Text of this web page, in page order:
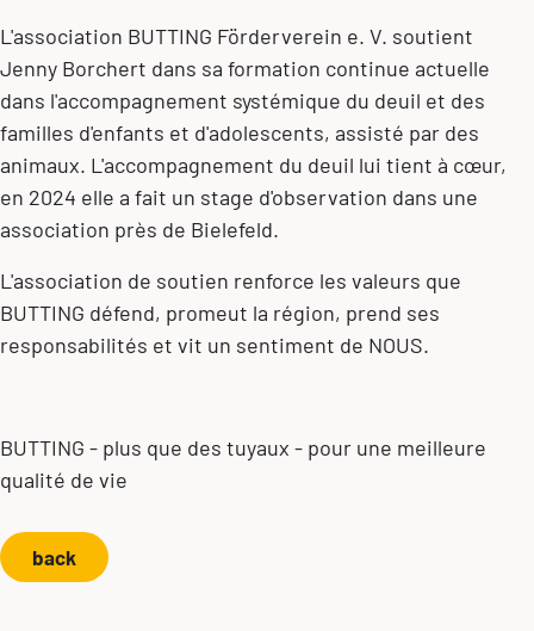
L'association BUTTING Förderverein e. V. soutient
Jenny Borchert dans sa formation continue actuelle
dans l'accompagnement systémique du deuil et des
familles d'enfants et d'adolescents, assisté par des
animaux. L'accompagnement du deuil lui tient à cœur,
en 2024 elle a fait un stage d'observation dans une
association près de Bielefeld.
L'association de soutien renforce les valeurs que
BUTTING défend, promeut la région, prend ses
responsabilités et vit un sentiment de NOUS.
BUTTING - plus que des tuyaux - pour une meilleure
qualité de vie
back